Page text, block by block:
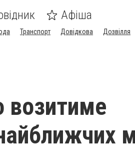
Афіша
Транспорт Довідкова Дозвілля
возитиме